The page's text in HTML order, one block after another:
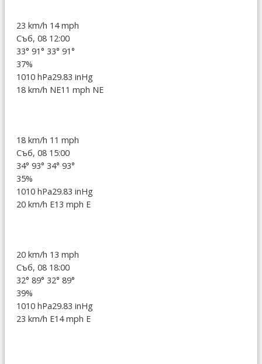
23 km/h 14 mph
Съб, 08 12:00
33° 91° 33° 91°
37%
1010 hPa29.83 inHg
18 km/h NE11 mph NE
18 km/h 11 mph
Съб, 08 15:00
34° 93° 34° 93°
35%
1010 hPa29.83 inHg
20 km/h E13 mph E
20 km/h 13 mph
Съб, 08 18:00
32° 89° 32° 89°
39%
1010 hPa29.83 inHg
23 km/h E14 mph E